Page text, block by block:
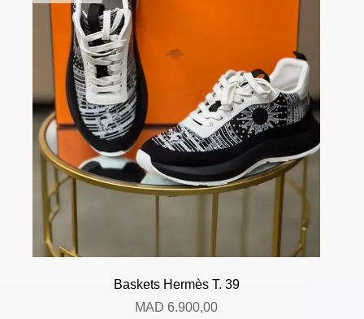
Baskets Hermès T. 39
MAD 6.900,00